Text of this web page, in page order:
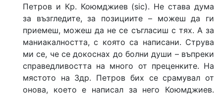
Петров и Кр. Коюмджиев (sic). Не става дума
за възгледите, за позициите – можеш да ги
приемеш, можеш да не се съгласиш с тях. А за
маниакалността, с която са написани. Струва
ми се, че се докоснах до болни души – въпреки
справедливостта на много от преценките. На
мястото на Здр. Петров бих се срамувал от
онова, което е написал за него Коюмджиев.